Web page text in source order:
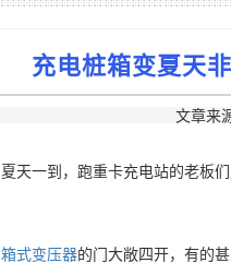
充电桩箱变夏天
文章来
夏天一到，跑重卡充电站的老板
箱式变压器的门大敞四开，有的